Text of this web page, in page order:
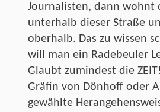
Journalisten, dann wohnt
unterhalb dieser Straße
oberhalb. Das zu wissen
will man ein Radebeuler
Glaubt zumindest die
Gräfin von Dönhoff oder
gewählte